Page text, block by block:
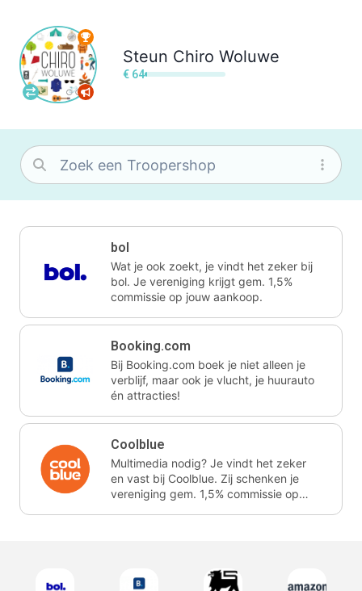
Steun Chiro Woluwe
€ 64
bol
Wat je ook zoekt, je vindt het zeker bij
bol. Je vereniging krijgt gem. 1,5%
commissie op jouw aankoop.
Booking.com
Bij Booking.com boek je niet alleen je
verblijf, maar ook je vlucht, je huurauto
én attracties!
Coolblue
Multimedia nodig? Je vindt het zeker
en vast bij Coolblue. Zij schenken je
vereniging gem. 1,5% commissie op